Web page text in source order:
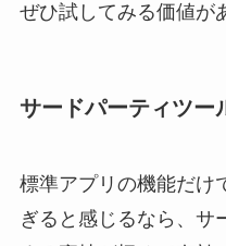
ぜひ試してみる価値が
サードパーティツー
標準アプリの機能だけ
ぎると感じるなら、サ